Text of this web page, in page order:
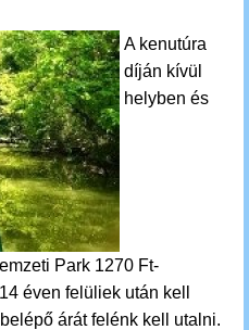
A kenutúra
díján kívül
helyben és
Park 1270 Ft-
éven felüliek után kell
árát felénk kell utalni.